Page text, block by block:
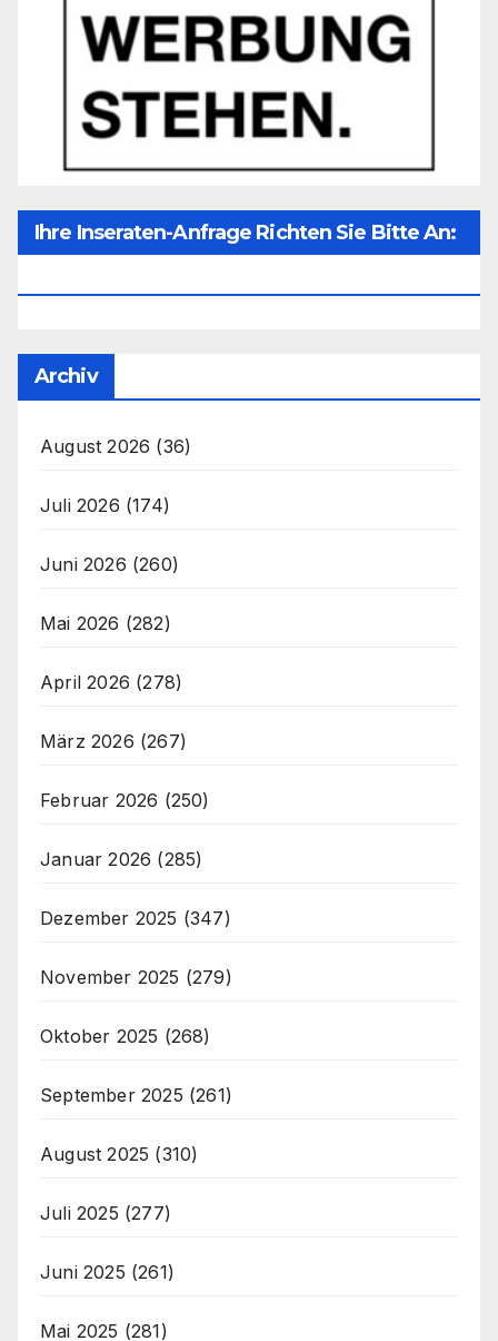
Ihre Inseraten-Anfrage Richten Sie Bitte An:
Archiv
August 2026 (36)
Juli 2026 (174)
Juni 2026 (260)
Mai 2026 (282)
April 2026 (278)
März 2026 (267)
Februar 2026 (250)
Januar 2026 (285)
Dezember 2025 (347)
November 2025 (279)
Oktober 2025 (268)
September 2025 (261)
August 2025 (310)
Juli 2025 (277)
Juni 2025 (261)
Mai 2025 (281)